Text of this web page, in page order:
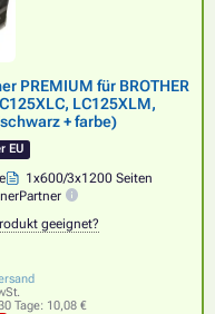
PREMIUM für BROTHER
LC125XLM,
+ farbe)
EU
1x600/3x1200 Seiten
geeignet?
Tage: 10,08 €